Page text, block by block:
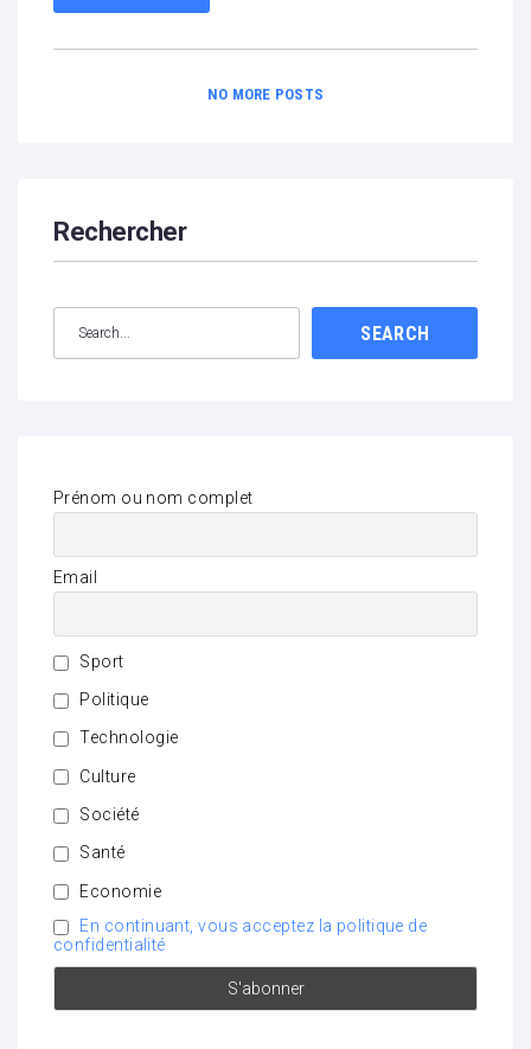
NO MORE POSTS
Rechercher
SEARCH
Prénom ou nom complet
Email
Sport
Politique
Technologie
Culture
Société
Santé
Economie
En continuant, vous acceptez la politique de
confidentialité